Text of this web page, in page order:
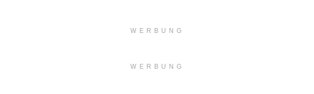
WERBUNG
WERBUNG